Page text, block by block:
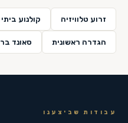
זרוע טלוויזיה קולנוע ביתי
הגדרה ראשונית סאונד בר
עבודות שביצענו